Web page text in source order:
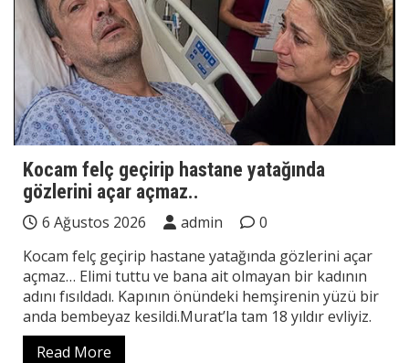
Kocam felç geçirip hastane yatağında
gözlerini açar açmaz..
6 Ağustos 2026 admin
0
Kocam felç geçirip hastane yatağında gözlerini açar
açmaz… Elimi tuttu ve bana ait olmayan bir kadının
adını fısıldadı. Kapının önündeki hemşirenin yüzü bir
anda bembeyaz kesildi.Murat’la tam 18 yıldır evliyiz.
Read More